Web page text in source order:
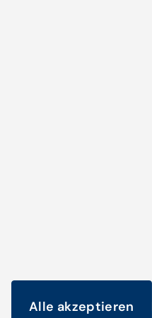
Alle akzeptieren